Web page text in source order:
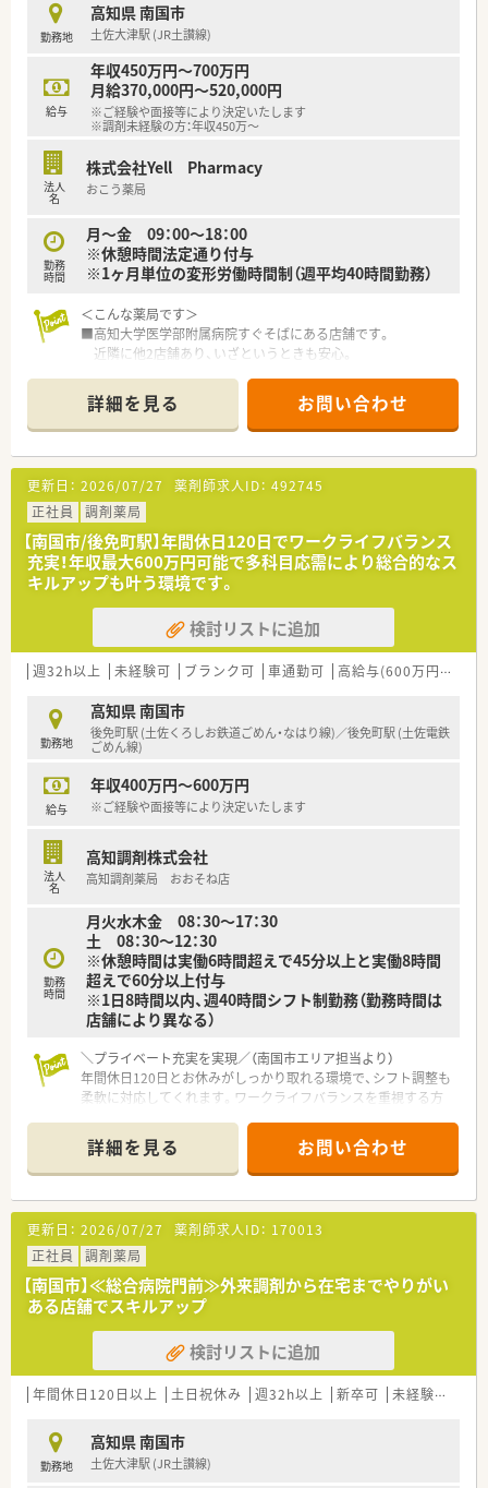
勤務地
高知県 南国市
土佐大津駅 (JR土讃線)
給与
年収450万円～700万円
月給370,000円～520,000円
※ご経験や面接等により決定いたします
※調剤未経験の方：年収450万～
法人
名
株式会社Yell Pharmacy
おこう薬局
勤務
時間
月～金 09：00～18：00
※休憩時間法定通り付与
※1ヶ月単位の変形労働時間制（週平均40時間勤務）
＜こんな薬局です＞
■高知大学医学部附属病院すぐそばにある店舗です。
近隣に他2店舗あり、いざというときも安心。
広々とした駐車場、ピンクの看板が目印です。
■お隣の敷地にはコンビニもありお昼休みやお帰りの際に立ち
寄ることもでき便利。
■薬剤師3名在籍、管理薬剤師は女性です。
＜業務内容＞
■調剤・投薬・監査等、外来処方箋の対応全般をお願いいたしま
す。
■総合科目を応需しています。幅広い処方箋を対応しますので
スキルアップにつながります。
■処方箋枚数は1日あたり平均60枚です。
■投薬は立ち投薬となります。
■在宅業務もございます。これまでのご経験や入社後の状況に
応じてご担当頂く場合がございます。
■ご入職後は店舗での実務を通じて一連の流れを習得頂きま
す。
ベテランの社員さんもおられますので安心です。
す。
■1年に3回（3月、7月、11月）グループ内の薬剤師・看護師・ケアマ
専門家による接遇研修等も行われています。
■保険薬局での勤務未経験の方に対しても、電子薬歴の使用方法
ます。
■希望制となりますが、職員研修の一環として医療機関のご協力
のもと、4～6カ月の病院研修も行われています。
＜法人特徴＞
■高知県内を中心にグループ全体で32店舗展開中です。今後も
■総合病院門前からクリニック門前までさまざまな科目の店舗
を運営されています。
■在宅件数はグループ全体で700件以上ございます。在宅専任薬
剤師も複数名いらっしゃいます。
■1年に1回以上学会に参加されており、学会発表チームを立ち
上げ、日々の業務で感じたことや、患者さまからの要望などを議
論して発表の題目を検討されています。
■調剤業務だけでなく、災害対策や野菜の販売等を通して地域貢
献を行われています。
■業務短縮の為、全店舗にて最新機器（電子薬歴・分包機（円盤）・
一部店舗に二次元バーコードやクリーンベンチ、ピッキング鑑査
機 等）を導入されています。
＜こんな方にもオススメ＞
■複数店舗展開されているチェーン薬局を希望されている方
■研修制度が充実している企業をご希望の方
■外来対応だけでなく、在宅業務など幅広く経験していきたい方
等 少しでも気になる方はお気軽にお問い合わせ下さい。
詳細を見る お問い合わせ
更新日： 2026/07/27 薬剤師求人ID： 492745
正社員
調剤薬局
【南国市/後免町駅】年間休日120日でワークライフバランス
充実！年収最大600万円可能で多科目応需により総合的なス
キルアップも叶う環境です。
検討リストに追加
週32h以上 未経験可 ブランク可 車通勤可 高給与(600万円以上)
勤務地
高知県 南国市
後免町駅 (土佐くろしお鉄道ごめん・なはり線)／後免町駅 (土佐電鉄
ごめん線)
給与
年収400万円～600万円
※ご経験や面接等により決定いたします
法人
名
高知調剤株式会社
高知調剤薬局 おおそね店
勤務
時間
月火水木金 08：30～17：30
土 08：30～12：30
※休憩時間は実働6時間超えで45分以上と実働8時間
超えで60分以上付与
※1日8時間以内、週40時間シフト制勤務（勤務時間は
店舗により異なる）
＼プライベート充実を実現／（南国市エリア担当より）
年間休日120日とお休みがしっかり取れる環境で、シフト調整も
柔軟に対応してくれます。ワークライフバランスを重視する方
【店舗情報と応需状況について】
■後免町駅から車で6分ほどの立地にあり、通勤しやすい環境が
整っている活気ある調剤薬局です。
■内科や外科をはじめ多岐にわたる診療科目の処方箋を1日あた
り60から70枚ほど応需しています。
■周辺の複数医療機関からの処方箋を受け付けており、地域の患
者様の健康をしっかりと支えています。
【法人特徴について】
■患者様を第一に考えることを理念として掲げ、医療のプロフェ
ッショナルとしての使命感を大切にしています。
■地域に根ざしたクリニックの門前を中心とした店舗展開を行
い、地域住民の健康づくりを支援しています。
現場の声を反映しやすい風通しの良い組織です。
【勤務実態について】
詳細を見る お問い合わせ
更新日： 2026/07/27 薬剤師求人ID： 170013
正社員
調剤薬局
【南国市】≪総合病院門前≫外来調剤から在宅までやりがい
ある店舗でスキルアップ
検討リストに追加
年間休日120日以上 土日祝休み 週32h以上 新卒可 未経験可
勤務地
高知県 南国市
土佐大津駅 (JR土讃線)